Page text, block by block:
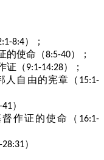
8:4）；
的使命（8:5-40）；
证（9:1-14:28）；
人自由的宪章（ 15:1-
41）
作证的使命（ 16:1-
28:31）